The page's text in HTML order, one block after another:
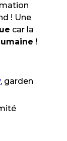
! Une
car la
!
, garden